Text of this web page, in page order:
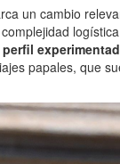
un cambio
perfil
papales, que